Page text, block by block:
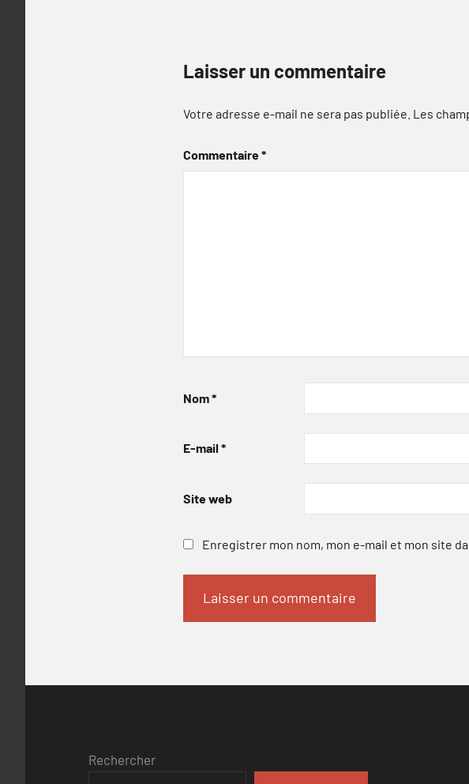
Laisser un commentaire
Votre adresse e-mail ne sera pas publiée. Les
Commentaire*
Nom*
E-mail *
Site web
Enregistrer mon nom, mon e-mail et mon site
Rechercher